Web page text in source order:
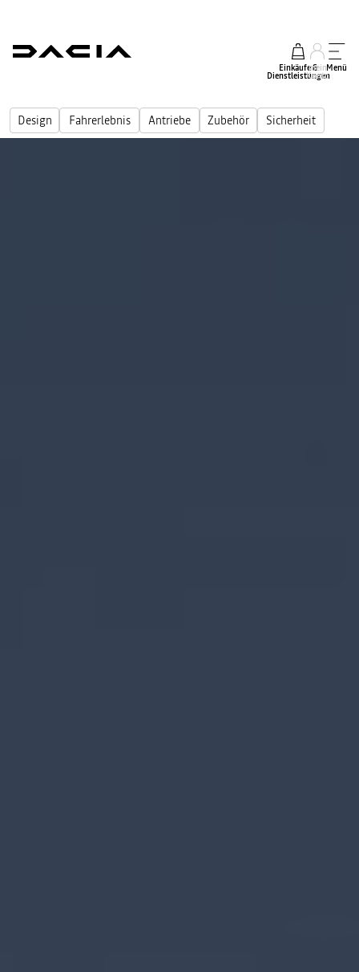
Einkäufe &
Dienstleistungen
mein
Konto
Menü
Design Fahrerlebnis Antriebe Zubehör Sicherheit